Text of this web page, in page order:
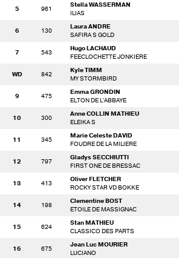
5 961
Stella WASSERMAN
ILIAS
6 130
Laura ANDRE
SAFIRA S GOLD
7 543
Hugo LACHAUD
FEECLOCHETTE JONKIERE
WD 842
Kyle TIMM
MY STORMBIRD
9 475
Emma GRONDIN
ELTON DE L'ABBAYE
10 300
Anne COLLIN MATHIEU
ELEIKA S
11 345
Marie Celeste DAVID
FOUDRE DE LA MILIERE
12 797
Gladys SECCHIUTTI
FIRST ONE DE BRESSAC
13 413
Oliver FLETCHER
ROCKY STAR VD BOKKE
14 198
Clementine BOST
ETOILE DE MASSIGNAC
15 624
Stan MATHIEU
CLASSICO DES PARTS
16 675
Jean Luc MOURIER
LUCIANO